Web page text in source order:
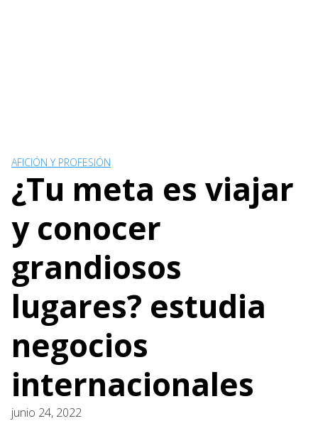
AFICIÓN Y PROFESIÓN
¿Tu meta es viajar
y conocer
grandiosos
lugares? estudia
negocios
internacionales
junio 24, 2022